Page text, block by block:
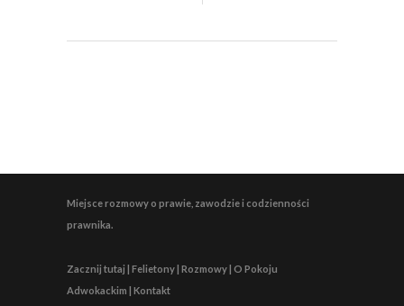
Miejsce rozmowy o prawie, zawodzie i codzienności
prawnika.
Zacznij tutaj | Felietony | Rozmowy | O Pokoju
Adwokackim | Kontakt